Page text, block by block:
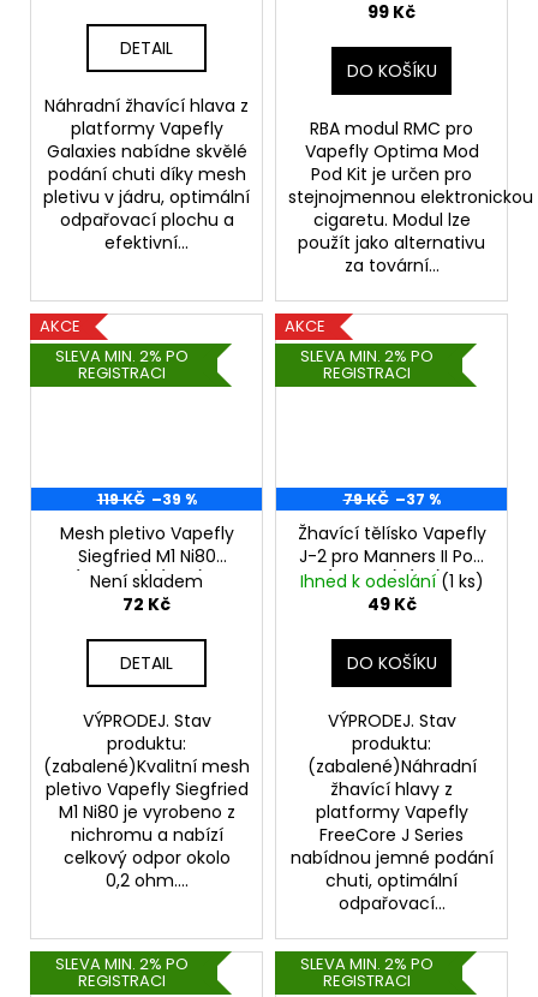
DETAIL
Náhradní žhavící hlava z
platformy Vapefly
Galaxies nabídne skvělé
podání chuti díky mesh
pletivu v jádru, optimální
odpařovací plochu a
efektivní...
99 Kč
DO KOŠÍKU
RBA modul RMC pro
Vapefly Optima Mod
Pod Kit je určen pro
stejnojmennou elektronickou
cigaretu. Modul lze
použít jako alternativu
za tovární...
AKCE
SLEVA MIN. 2% PO
REGISTRACI
119 KČ –39 %
Mesh pletivo Vapefly
Siegfried M1 Ni80
(0,2ohm) (10ks) -
VÝPRODEJ.
Není skladem
72 Kč
DETAIL
VÝPRODEJ. Stav
produktu:
(zabalené)Kvalitní mesh
pletivo Vapefly Siegfried
M1 Ni80 je vyrobeno z
nichromu a nabízí
celkový odpor okolo
0,2 ohm....
AKCE
SLEVA MIN. 2% PO
REGISTRACI
79 KČ –37 %
Žhavící tělísko Vapefly
J-2 pro Manners II Pod
(1,4ohm) (1ks) -
VÝPRODEJ.
Ihned k odeslání (1 ks)
49 Kč
DO KOŠÍKU
VÝPRODEJ. Stav
produktu:
(zabalené)Náhradní
žhavící hlavy z
platformy Vapefly
FreeCore J Series
nabídnou jemné podání
chuti, optimální
odpařovací...
SLEVA MIN. 2% PO
REGISTRACI
SLEVA MIN. 2% PO
REGISTRACI